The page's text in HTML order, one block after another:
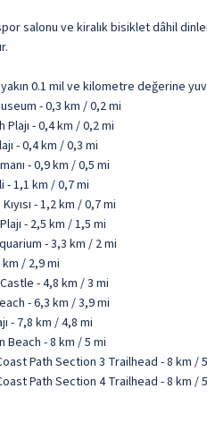
salonu ve kiralık bisiklet dâhil
yakın 0.1 mil ve kilometre değerine
- 0,3 km / 0,2 mi
- 0,4 km / 0,2 mi
- 0,4 km / 0,3 mi
- 0,9 km / 0,5 mi
- 1,1 km / 0,7 mi
- 1,2 km / 0,7 mi
- 2,5 km / 1,5 mi
- 3,3 km / 2 mi
km / 2,9 mi
- 4,8 km / 3 mi
- 6,3 km / 3,9 mi
- 7,8 km / 4,8 mi
Beach - 8 km / 5 mi
Path Section 3 Trailhead - 8 km /
Path Section 4 Trailhead - 8 km /